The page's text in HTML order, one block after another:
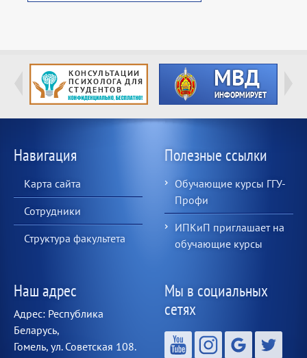
Навигация
Карта сайта
Сотрудники
Структура факультета
Полезные ссылки
Обучающие курсы ГГУ-
Профи
ИПКиП приглашает на
обучающие курсы
Наш адрес
Адрес: Республика
Беларусь,
Гомель, ул. Советская 108.
Мы в социальных
сетях